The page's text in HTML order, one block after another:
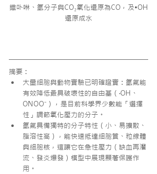
鐵卟啉、氫分子與CO₂氧化還原為CO，及•OH
還原成水
摘要：
大量細胞與動物實驗已明確證實：氫氣能
有效降低最具破壞性的自由基（·OH、
ONOO⁻），是目前科學界少數能「選擇
性」調節氧化壓力的分子。
氫氣具備獨特的分子特性（小、易擴散、
脂溶性高），能快速抵達細胞質、粒線體
與細胞核，這讓它在急性壓力（缺血再灌
流、發炎爆發）模型中展現顯著保護作
用。